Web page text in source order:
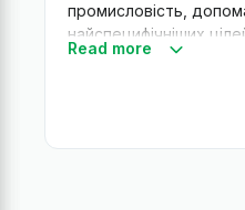
промисловість,
найспецифічніших
здоров’я. Деякі з них
Read more